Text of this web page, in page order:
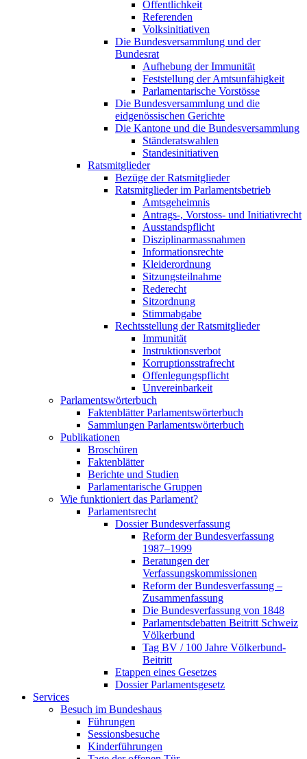
Öffentlichkeit
Referenden
Volksinitiativen
Die Bundesversammlung und der
Bundesrat
Aufhebung der Immunität
Feststellung der Amtsunfähigkeit
Parlamentarische Vorstösse
Die Bundesversammlung und die
eidgenössischen Gerichte
Die Kantone und die Bundesversammlung
Ständeratswahlen
Standesinitiativen
Ratsmitglieder
Bezüge der Ratsmitglieder
Ratsmitglieder im Parlamentsbetrieb
Amtsgeheimnis
Antrags-, Vorstoss- und Initiativrecht
Ausstandspflicht
Disziplinarmassnahmen
Informationsrechte
Kleiderordnung
Sitzungsteilnahme
Rederecht
Sitzordnung
Stimmabgabe
Rechtsstellung der Ratsmitglieder
Immunität
Instruktionsverbot
Korruptionsstrafrecht
Offenlegungspflicht
Unvereinbarkeit
Parlamentswörterbuch
Faktenblätter Parlamentswörterbuch
Sammlungen Parlamentswörterbuch
Publikationen
Broschüren
Faktenblätter
Berichte und Studien
Parlamentarische Gruppen
Wie funktioniert das Parlament?
Parlamentsrecht
Dossier Bundesverfassung
Reform der Bundesverfassung
1987–1999
Beratungen der
Verfassungskommissionen
Reform der Bundesverfassung –
Zusammenfassung
Die Bundesverfassung von 1848
Parlamentsdebatten Beitritt Schweiz
Völkerbund
Tag BV / 100 Jahre Völkerbund-
Beitritt
Etappen eines Gesetzes
Dossier Parlamentsgesetz
Services
Besuch im Bundeshaus
Führungen
Sessionsbesuche
Kinderführungen